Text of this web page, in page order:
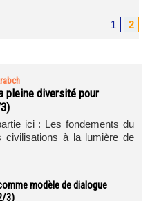
1 2
pleine diversité pour
ici : Les fondements du
civilisations à la lumière de
modèle de dialogue
3)